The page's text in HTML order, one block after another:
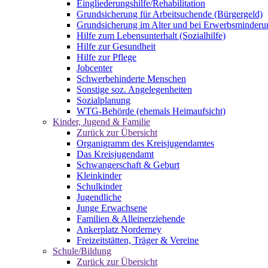
Eingliederungshilfe/Rehabilitation
Grundsicherung für Arbeitsuchende (Bürgergeld)
Grundsicherung im Alter und bei
Hilfe zum Lebensunterhalt (Sozialhilfe)
Hilfe zur Gesundheit
Hilfe zur Pflege
Jobcenter
Schwerbehinderte Menschen
Sonstige soz. Angelegenheiten
Sozialplanung
WTG-Behörde (ehemals Heimaufsicht)
Kinder, Jugend & Familie
Zurück zur Übersicht
Organigramm des Kreisjugendamtes
Das Kreisjugendamt
Schwangerschaft & Geburt
Kleinkinder
Schulkinder
Jugendliche
Junge Erwachsene
Familien & Alleinerziehende
Ankerplatz Norderney
Freizeitstätten, Träger & Vereine
Schule/Bildung
Zurück zur Übersicht